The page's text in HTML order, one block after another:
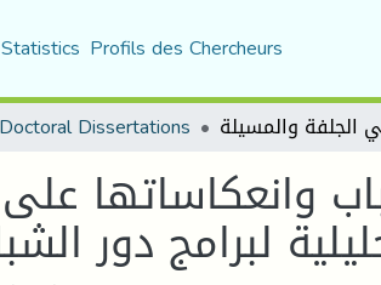
Statistics Profils des Chercheurs
Doctoral Dissertations
وانعكاساتها
لبرامج دور